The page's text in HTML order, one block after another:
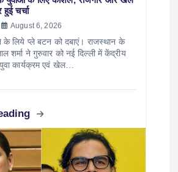
चर्चा
August 6, 2026
लिये प्ले बटन को दबाएं। राजस्थान के
शर्मा ने गुरुवार को नई दिल्ली में केंद्रीय
कार्यक्रम एवं खेल…